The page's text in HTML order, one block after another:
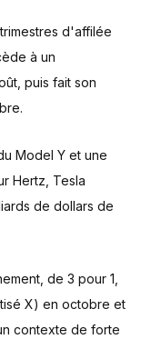
d'affilée
à un
puis fait son
Model Y et une
Hertz, Tesla
de dollars de
de 3 pour 1,
X) en octobre et
contexte de forte